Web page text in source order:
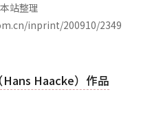
站整理
inprint/200910/2349
Haacke）作品